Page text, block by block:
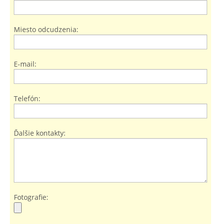
Miesto odcudzenia:
E-mail:
Telefón:
Ďalšie kontakty:
Fotografie: